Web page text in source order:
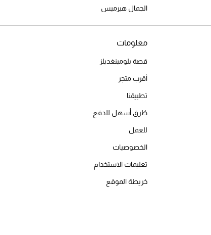
الجمال هيرميس
معلومات
قصة بلومينغديلز
أقرب متجر
تطبيقنا
طُرق أسهل للدفع
للعمل
الخصوصيات
تعليمات الاستخدام
خريطة الموقع